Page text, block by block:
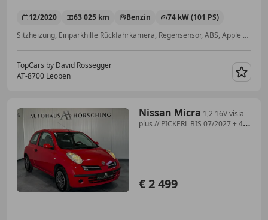
12/2020 63 025 km Benzin
74 kW (101 PS)
Sitzheizung, Einparkhilfe Rückfahrkamera, Regensensor, ABS, Apple CarPlay, Sommerreifen, Fahrerairbag, USB
TopCars by David Rossegger
AT-8700 Leoben
Nissan Micra 1,2 16V visia
plus // PICKERL BIS 07/2027 + 4
€ 2 499